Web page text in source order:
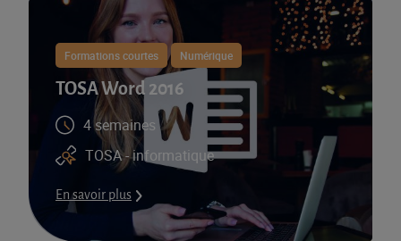
Formations courtes Numérique
TOSA Word 2016
4 semaines
TOSA - informatique
En savoir plus